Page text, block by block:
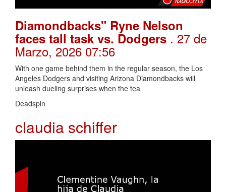
Diamondbacks" Ryne Nelson
faces tall task vs. Dodgers . 27 de
Marzo, 2026 07:56
With one game behind them in the regular season, the Los
Angeles Dodgers and visiting Arizona Diamondbacks will
unleash dueling surprises when the tea
Deadspin
claudia schiffer